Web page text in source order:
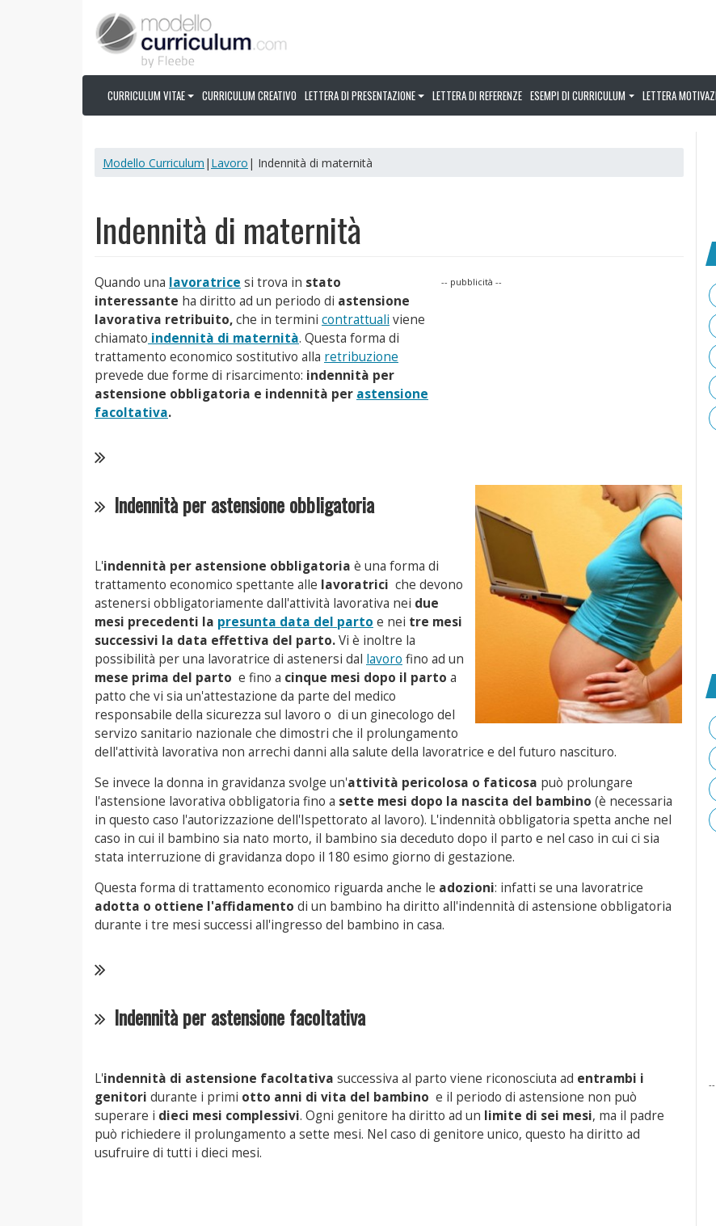
CURRICULUM VITAE CURRICULUM CREATIVO LETTERA DI PRESENTAZIONE LETTERA DI REFERENZE ESEMPI DI CURRICULUM LETTERA
Modello Curriculum | Lavoro | Indennità di maternità
Indennità di maternità
-- pubblicità --
Quando una lavoratrice si trova in stato
interessante ha diritto ad un periodo di astensione
lavorativa retribuito,che in termini contrattuali viene
chiamato indennità di maternità. Questa forma di
trattamento economico sostitutivo alla retribuzione
prevede due forme di risarcimento: indennità per
astensione obbligatoria e indennità per astensione
facoltativa.
Indennità per astensione obbligatoria
L'indennità per astensione obbligatoria è una forma di
trattamento economico spettante alle lavoratrici che devono
astenersi obbligatoriamente dall'attività lavorativa nei due
mesi precedenti la presunta data del parto e nei tre mesi
successivi la data effettiva del parto.Vi è inoltre la
possibilità per una lavoratrice di astenersi dal lavoro fino ad un
mese prima del parto e fino a cinque mesi dopo il parto a
patto che vi sia un'attestazione da parte del medico
responsabile della sicurezza sul lavoro o di un ginecologo del
servizo sanitario nazionale che dimostri che il prolungamento
dell'attività lavorativa non arrechi danni alla salute della lavoratrice e del futuro nascituro.
Se invece la donna in gravidanza svolge un'attività pericolosa o faticosa può prolungare
l'astensione lavorativa obbligatoria fino a sette mesi dopo la nascita del bambino (è necessaria
in questo caso l'autorizzazione dell'Ispettorato al lavoro). L'indennità obbligatoria spetta anche nel
caso in cui il bambino sia nato morto, il bambino sia deceduto dopo il parto e nel caso in cui ci sia
stata interruzione di gravidanza dopo il 180 esimo giorno di gestazione.
Questa forma di trattamento economico riguarda anche le adozioni: infatti se una lavoratrice
adotta o ottiene l'affidamento di un bambino ha diritto all'indennità di astensione obbligatoria
durante i tre mesi successi all'ingresso del bambino in casa.
Indennità per astensione facoltativa
L'indennità di astensione facoltativa successiva al parto viene riconosciuta ad entrambi i
genitori durante i primi otto anni di vita del bambino e il periodo di astensione non può
superare i dieci mesi complessivi. Ogni genitore ha diritto ad un limite di sei mesi, ma il padre
può richiedere il prolungamento a sette mesi. Nel caso di genitore unico, questo ha diritto ad
usufruire di tutti i dieci mesi.